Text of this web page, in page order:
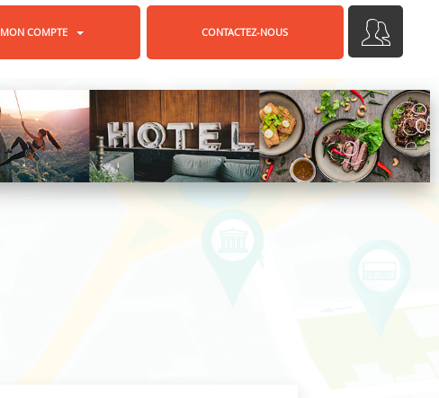
MON COMPTE CONTACTEZ-NOUS